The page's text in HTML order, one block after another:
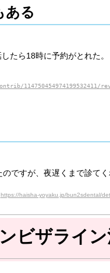
ある
たら18時に予約がとれた
114750454974199532411/
ですが、夜遅くまで診て
https://haisha-yoyaku.jp/bun2sdental/
ビザライ